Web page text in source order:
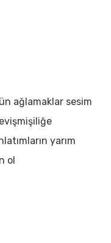
ağlamaklar sesim
yarım
ol